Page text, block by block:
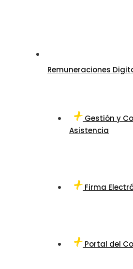
Remuneraciones
Gestión y
Asistencia
Firma
Portal del